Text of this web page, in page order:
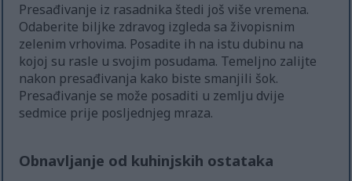
Presađivanje iz rasadnika štedi još više vremena.
Odaberite biljke zdravog izgleda sa živopisnim
zelenim vrhovima. Posadite ih na istu dubinu na
kojoj su rasle u svojim posudama. Temeljno zalijte
nakon presađivanja kako biste smanjili šok.
Presađivanje se može posaditi u zemlju dvije
sedmice prije posljednjeg mraza.
Obnavljanje od kuhinjskih ostataka